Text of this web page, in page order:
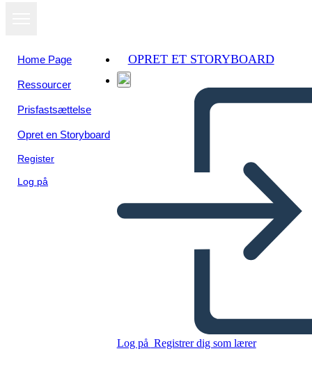
Home Page
Ressourcer
Prisfastsættelse
Opret en Storyboard
Register
Log på
OPRET ET STORYBOARD
Log på Registrer dig som lærer